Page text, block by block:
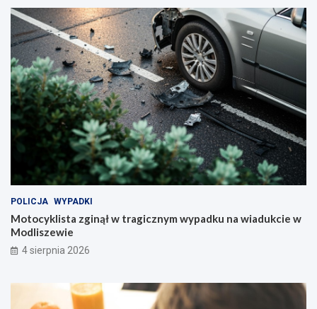
POLICJA WYPADKI
Motocyklista zginął w tragicznym wypadku na wiadukcie w
Modliszewie
4 sierpnia 2026